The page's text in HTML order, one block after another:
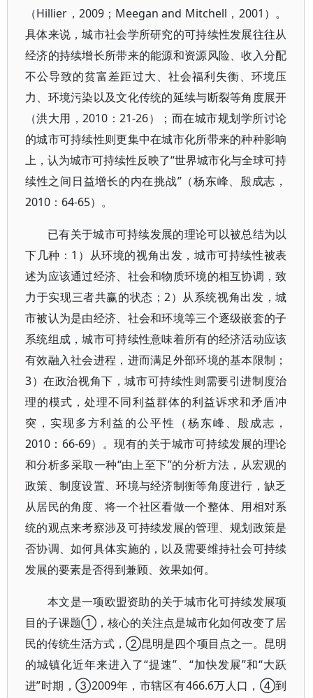
（Hillier，2009；Meegan and Mitchell，2001）。
具体来说，城市社会学所研究的可持续性发展往往从
经济的持续增长所带来的能源和资源风险、收入分配
不公导致的贫富差距过大、社会福利失衡、环境压
力、环境污染以及文化传统的延续与断裂等角度展开
（洪大用，2010：21-26）；而在城市规划学所讨论
的城市可持续性则更集中在城市化所带来的种种影响
上，认为城市可持续性反映了“世界城市化与全球可持
续性之间日益增长的内在挑战”（杨东峰、殷成志，
2010：64-65）。
已有关于城市可持续发展的理论可以被总结为以
下几种：1）从环境的视角出发，城市可持续性被表
述为应该通过经济、社会和物质环境的相互协调，致
力于实现三者共赢的状态；2）从系统视角出发，城
市被认为是由经济、社会和环境等三个逐级嵌套的子
系统组成，城市可持续性意味着所有的经济活动应该
有效融入社会进程，进而满足外部环境的基本限制；
3）在政治视角下，城市可持续性则需要引进制度治
理的模式，处理不同利益群体的利益诉求和矛盾冲
突，实现多方利益的公平性（杨东峰、殷成志，
2010：66-69）。现有的关于城市可持续发展的理论
和分析多采取一种“由上至下”的分析方法，从宏观的
政策、制度设置、环境与经济制衡等角度进行，缺乏
从居民的角度、将一个社区看做一个整体、用相对系
统的观点来考察涉及可持续发展的管理、规划政策是
否协调、如何具体实施的，以及需要维持社会可持续
发展的要素是否得到兼顾、效果如何。
本文是一项欧盟资助的关于城市化可持续发展项
目的子课题①，核心的关注点是城市化如何改变了居
民的传统生活方式，②昆明是四个项目点之一。昆明
的城镇化近年来进入了“提速”、“加快发展”和“大跃
进”时期，③2009年，市辖区有466.6万人口，④到